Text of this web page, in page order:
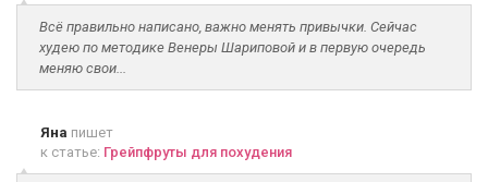
Всё правильно написано, важно менять привычки. Сейчас
худею по методике Венеры Шариповой и в первую очередь
меняю свои...
Яна пишет
к статье: Грейпфруты для похудения